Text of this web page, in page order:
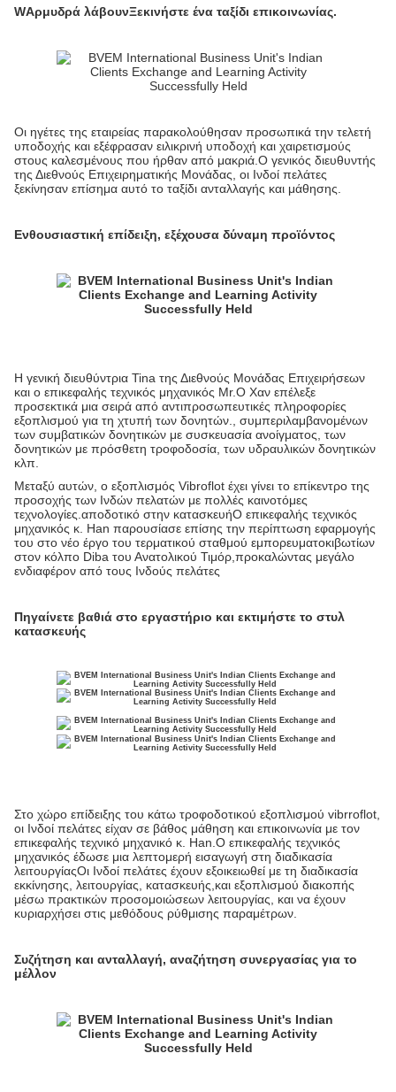
WΑρμυδρά λάβουνΞεκινήστε ένα ταξίδι επικοινωνίας.
Οι ηγέτες της εταιρείας παρακολούθησαν προσωπικά την τελετή
υποδοχής και εξέφρασαν ειλικρινή υποδοχή και χαιρετισμούς
στους καλεσμένους που ήρθαν από μακριά.Ο γενικός διευθυντής
της Διεθνούς Επιχειρηματικής Μονάδας, οι Ινδοί πελάτες
ξεκίνησαν επίσημα αυτό το ταξίδι ανταλλαγής και μάθησης.
Ενθουσιαστική επίδειξη, εξέχουσα δύναμη προϊόντος
Η γενική διευθύντρια Tina της Διεθνούς Μονάδας Επιχειρήσεων
και ο επικεφαλής τεχνικός μηχανικός Mr.Ο Χαν επέλεξε
προσεκτικά μια σειρά από αντιπροσωπευτικές πληροφορίες
εξοπλισμού για τη χτυπή των δονητών., συμπεριλαμβανομένων
των συμβατικών δονητικών με συσκευασία ανοίγματος, των
δονητικών με πρόσθετη τροφοδοσία, των υδραυλικών δονητικών
κλπ.
Μεταξύ αυτών, ο εξοπλισμός Vibroflot έχει γίνει το επίκεντρο της
προσοχής των Ινδών πελατών με πολλές καινοτόμες
τεχνολογίες.αποδοτικό στην κατασκευήΟ επικεφαλής τεχνικός
μηχανικός κ. Han παρουσίασε επίσης την περίπτωση εφαρμογής
του στο νέο έργο του τερματικού σταθμού εμπορευματοκιβωτίων
στον κόλπο Diba του Ανατολικού Τιμόρ,προκαλώντας μεγάλο
ενδιαφέρον από τους Ινδούς πελάτες
Πηγαίνετε βαθιά στο εργαστήριο και εκτιμήστε το στυλ
κατασκευής
Στο χώρο επίδειξης του κάτω τροφοδοτικού εξοπλισμού vibrroflot,
οι Ινδοί πελάτες είχαν σε βάθος μάθηση και επικοινωνία με τον
επικεφαλής τεχνικό μηχανικό κ. Han.Ο επικεφαλής τεχνικός
μηχανικός έδωσε μια λεπτομερή εισαγωγή στη διαδικασία
λειτουργίαςΟι Ινδοί πελάτες έχουν εξοικειωθεί με τη διαδικασία
εκκίνησης, λειτουργίας, κατασκευής,και εξοπλισμού διακοπής
μέσω πρακτικών προσομοιώσεων λειτουργίας, και να έχουν
κυριαρχήσει στις μεθόδους ρύθμισης παραμέτρων.
Συζήτηση και ανταλλαγή, αναζήτηση συνεργασίας για το
μέλλον